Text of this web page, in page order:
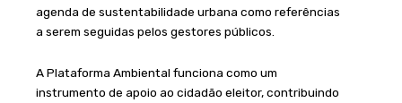
agenda de sustentabilidade urbana como referências
a serem seguidas pelos gestores públicos.
A Plataforma Ambiental funciona como um
instrumento de apoio ao cidadão eleitor, contribuindo